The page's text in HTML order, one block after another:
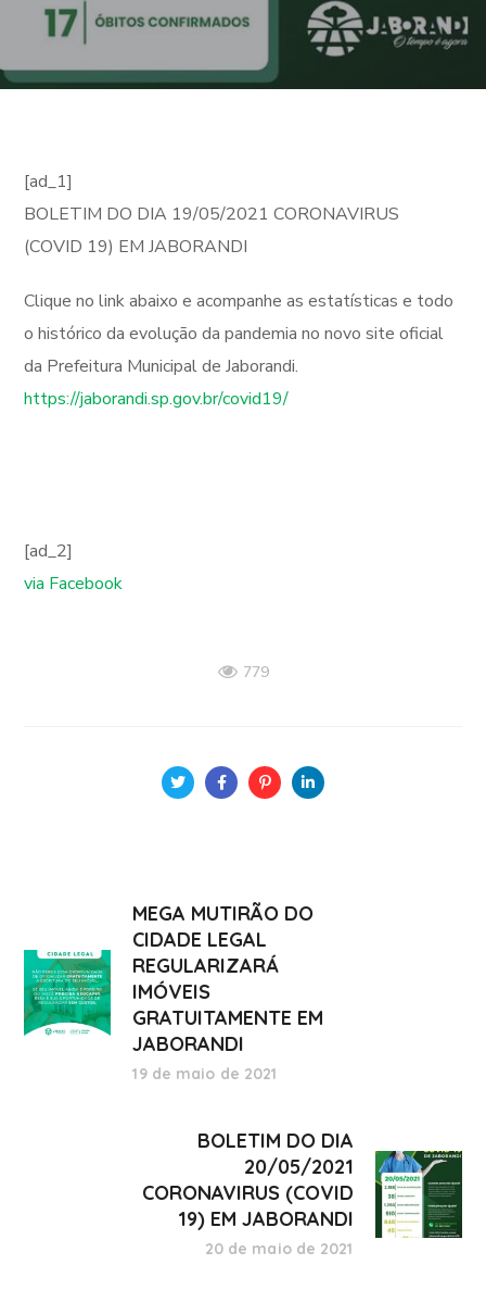
[ad_1]
BOLETIM DO DIA 19/05/2021 CORONAVIRUS
(COVID 19) EM JABORANDI
Clique no link abaixo e acompanhe as estatísticas e todo
o histórico da evolução da pandemia no novo site oficial
da Prefeitura Municipal de Jaborandi.
https://jaborandi.sp.gov.br/covid19/
[ad_2]
via Facebook
779
MEGA MUTIRÃO DO
CIDADE LEGAL
REGULARIZARÁ
IMÓVEIS
GRATUITAMENTE EM
JABORANDI
19 de maio de 2021
BOLETIM DO DIA
20/05/2021
CORONAVIRUS (COVID
19) EM JABORANDI
20 de maio de 2021